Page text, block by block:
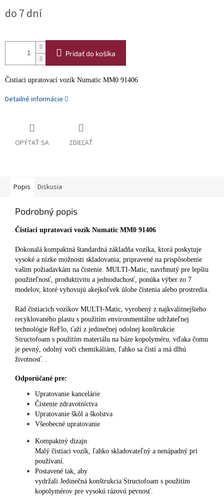
cena:
do 7 dní
Pridať do košíka
Čistiaci upratovací vozík Numatic MM0 91406
Detailné informácie
OPÝTAŤ SA ZDIEĽAŤ
Popis Diskusia
Podrobný popis
Čistiaci upratovací vozík Numatic MM0 91406
Dokonalá kompaktná štandardná základňa vozíka, ktorá poskytuje
vysoké a nízke možnosti skladovania; pripravené na prispôsobenie
vašim požiadavkám na čistenie. MULTI-Matic, navrhnutý pre lepšiu
použiteľnosť, produktivitu a jednoduchosť, ponúka výber zo 7
modelov, ktoré vyhovujú akejkoľvek úlohe čistenia alebo prostredia.
Rad čistiacich vozíkov MULTI-Matic, vyrobený z najkvalitnejšieho
recyklovaného plastu s použitím environmentálne udržateľnej
technológie ReFlo, ťaží z jedinečnej odolnej konštrukcie
Structofoam s použitím materiálu na báze kopolyméru, vďaka čomu
je pevný, odolný voči chemikáliám, ľahko sa čistí a má dlhú
životnosť. .
Odporúčané pre:
Upratovanie kancelárie
Čistenie zdravotníctva
Upratovanie škôl a školstva
Všeobecné upratovanie
Kompaktný dizajn
Malý čistiaci vozík, ľahko skladovateľný a nenápadný pri
používaní.
Postavené tak, aby
vydržali Jedinečná konštrukcia Structofoam s použitím
kopolymérov pre vysokú rázovú pevnosť.